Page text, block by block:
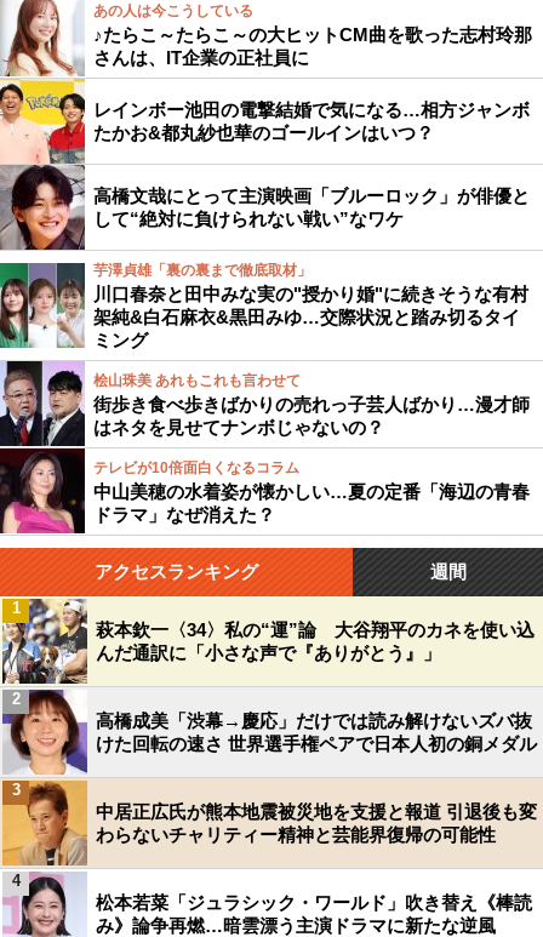
あの人は今こうしている
♪たらこ～たらこ～の大ヒットCM曲を歌った志村玲那
さんは、IT企業の正社員に
レインボー池田の電撃結婚で気になる…相方ジャンボ
たかお&都丸紗也華のゴールインはいつ？
高橋文哉にとって主演映画「ブルーロック」が俳優と
して“絶対に負けられない戦い”なワケ
芋澤貞雄「裏の裏まで徹底取材」
川口春奈と田中みな実の"授かり婚"に続きそうな有村
架純&白石麻衣&黒田みゆ…交際状況と踏み切るタイ
ミング
桧山珠美 あれもこれも言わせて
街歩き食べ歩きばかりの売れっ子芸人ばかり…漫才師
はネタを見せてナンボじゃないの？
テレビが10倍面白くなるコラム
中山美穂の水着姿が懐かしい…夏の定番「海辺の青春
ドラマ」なぜ消えた？
アクセスランキング 週間
萩本欽一〈34〉私の“運”論 大谷翔平のカネを使い込
んだ通訳に「小さな声で『ありがとう』」
1
高橋成美「渋幕→慶応」だけでは読み解けないズバ抜
けた回転の速さ 世界選手権ペアで日本人初の銅メダル
2
中居正広氏が熊本地震被災地を支援と報道 引退後も変
わらないチャリティー精神と芸能界復帰の可能性
3
松本若菜「ジュラシック・ワールド」吹き替え《棒読
み》論争再燃…暗雲漂う主演ドラマに新たな逆風
4